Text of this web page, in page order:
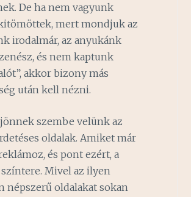
De ha nem vagyunk
mert mondjuk az
irodalmár, az anyukánk
és nem kaptunk
akkor bizony más
után kell nézni.
szembe velünk az
oldalak. Amiket már
és pont ezért, a
Mivel az ilyen
népszerű oldalakat sokan